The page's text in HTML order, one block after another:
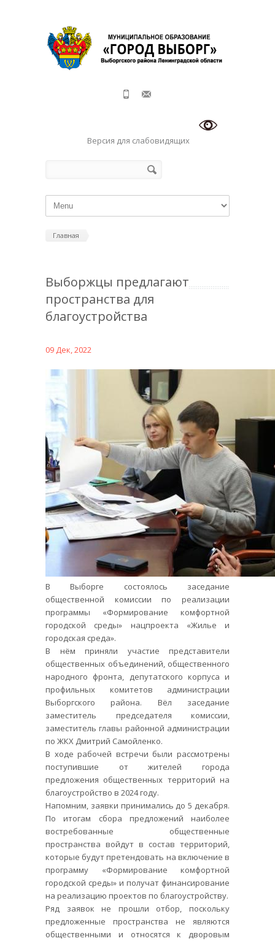
Версия для слабовидящих
Главная
Выборжцы предлагают
пространства для
благоустройства
09 Дек, 2022
В Выборге состоялось заседание
общественной комиссии по реализации
программы «Формирование комфортной
городской среды» нацпроекта «Жилье и
городская среда».
В нём приняли участие представители
общественных объединений, общественного
народного фронта, депутатского корпуса и
профильных комитетов администрации
Выборгского района. Вёл заседание
заместитель председателя комиссии,
заместитель главы районной администрации
по ЖКХ Дмитрий Самойленко.
В ходе рабочей встречи были рассмотрены
поступившие от жителей города
предложения общественных территорий на
благоустройство в 2024 году.
Напомним, заявки принимались до 5 декабря.
По итогам сбора предложений наиболее
востребованные общественные
пространства войдут в состав территорий,
которые будут претендовать на включение в
программу «Формирование комфортной
городской среды» и получат финансирование
на реализацию проектов по благоустройству.
Ряд заявок не прошли отбор, поскольку
предложенные пространства не являются
общественными и относятся к дворовым